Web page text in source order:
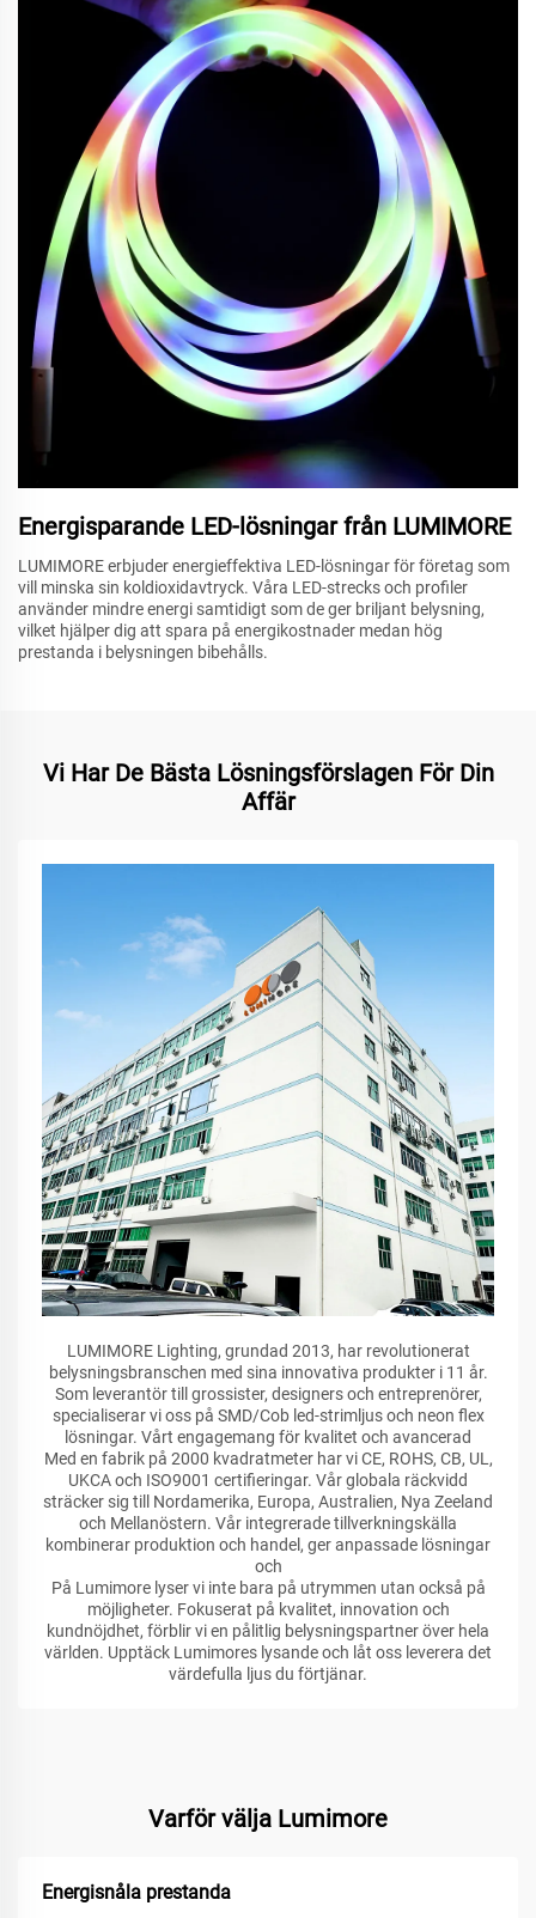
Energisparande LED-lösningar från LUMIMORE
LUMIMORE erbjuder energieffektiva LED-lösningar för företag som
vill minska sin koldioxidavtryck. Våra LED-strecks och profiler
använder mindre energi samtidigt som de ger briljant belysning,
vilket hjälper dig att spara på energikostnader medan hög
prestanda i belysningen bibehålls.
Vi Har De Bästa Lösningsförslagen För Din
Affär
LUMIMORE Lighting, grundad 2013, har revolutionerat
belysningsbranschen med sina innovativa produkter i 11 år.
Som leverantör till grossister, designers och entreprenörer,
specialiserar vi oss på SMD/Cob led-strimljus och neon flex
lösningar. Vårt engagemang för kvalitet och avancerad
Med en fabrik på 2000 kvadratmeter har vi CE, ROHS, CB, UL,
UKCA och ISO9001 certifieringar. Vår globala räckvidd
sträcker sig till Nordamerika, Europa, Australien, Nya Zeeland
och Mellanöstern. Vår integrerade tillverkningskälla
kombinerar produktion och handel, ger anpassade lösningar
och
På Lumimore lyser vi inte bara på utrymmen utan också på
möjligheter. Fokuserat på kvalitet, innovation och
kundnöjdhet, förblir vi en pålitlig belysningspartner över hela
världen. Upptäck Lumimores lysande och låt oss leverera det
värdefulla ljus du förtjänar.
Varför välja Lumimore
Energisnåla prestanda